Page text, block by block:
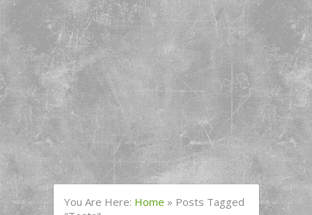
You Are Here: Home » Posts Tagged